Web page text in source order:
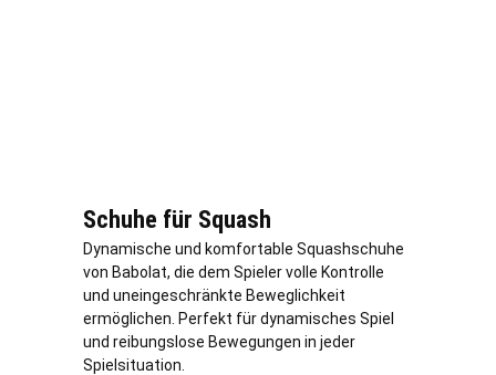
Schuhe für Squash
Dynamische und komfortable Squashschuhe
von Babolat, die dem Spieler volle Kontrolle
und uneingeschränkte Beweglichkeit
ermöglichen. Perfekt für dynamisches Spiel
und reibungslose Bewegungen in jeder
Spielsituation.